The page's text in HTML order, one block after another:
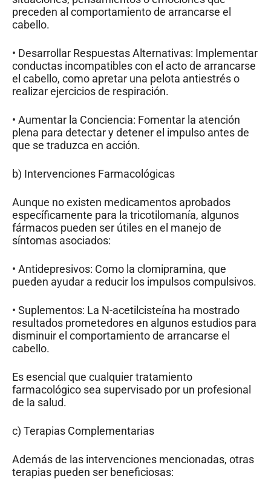
preceden al comportamiento de arrancarse el
cabello.
• Desarrollar Respuestas Alternativas: Implementar
conductas incompatibles con el acto de arrancarse
el cabello, como apretar una pelota antiestrés o
realizar ejercicios de respiración.
• Aumentar la Conciencia: Fomentar la atención
plena para detectar y detener el impulso antes de
que se traduzca en acción.
b) Intervenciones Farmacológicas
Aunque no existen medicamentos aprobados
específicamente para la tricotilomanía, algunos
fármacos pueden ser útiles en el manejo de
síntomas asociados:
• Antidepresivos: Como la clomipramina, que
pueden ayudar a reducir los impulsos compulsivos.
• Suplementos: La N-acetilcisteína ha mostrado
resultados prometedores en algunos estudios para
disminuir el comportamiento de arrancarse el
cabello.
Es esencial que cualquier tratamiento
farmacológico sea supervisado por un profesional
de la salud.
c) Terapias Complementarias
Además de las intervenciones mencionadas, otras
terapias pueden ser beneficiosas: